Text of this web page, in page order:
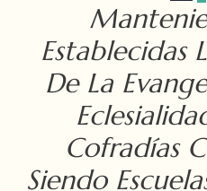
Establecidas
De La
Cofradías
Siendo